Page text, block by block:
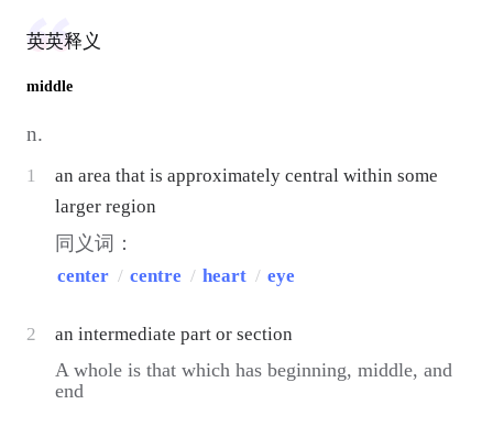
英英释义
middle
n.
1
an area that is approximately central within some
larger region
同义词：
center / centre / heart / eye
2 an intermediate part or section
A whole is that which has beginning, middle, and
end